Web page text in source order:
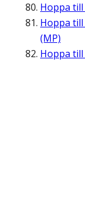
Hoppa till
Hoppa till
(MP)
Hoppa till